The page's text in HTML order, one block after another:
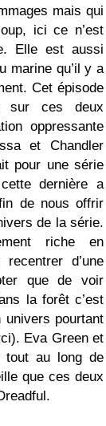
mais qui
ici ce n’est
Elle est aussi
marine qu’il y a
Cet épisode
sur ces deux
oppressante
et Chandler
pour une série
dernière a
de nous offrir
de la série.
riche en
d’une
que de voir
la forêt c’est
univers pourtant
Eva Green et
tout au long de
que ces deux